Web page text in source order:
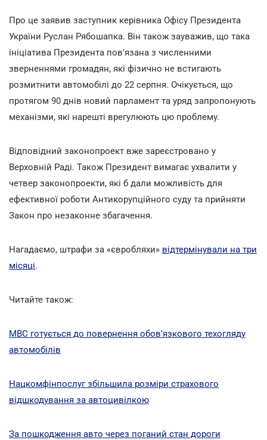
Про це заявив заступник керівника Офісу Президента
України Руслан Рябошапка. Він також зауважив, що така
ініціатива Президента пов'язана з численними
зверненнями громадян, які фізично не встигають
розмитнити автомобілі до 22 серпня. Очікується, що
протягом 90 днів новий парламент та уряд запропонують
механізми, які нарешті врегулюють цю проблему.
Відповідний законопроект вже зареєстровано у
Верховній Раді. Також Президент вимагає ухвалити у
четвер законопроекти, які б дали можливість для
ефективної роботи Антикорупційного суду та прийняти
Закон про незаконне збагачення.
Нагадаємо, штрафи за «євробляхи» відтермінували на три
місяці.
Читайте також:
МВС готується до повернення обов'язкового техогляду
автомобілів
Нацкомфінпослуг збільшила розміри страхового
відшкодування за автоцивілкою
За пошкодження авто через поганий стан дороги